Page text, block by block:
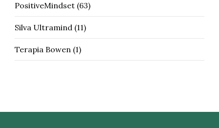
PositiveMindset (63)
Silva Ultramind (11)
Terapia Bowen (1)